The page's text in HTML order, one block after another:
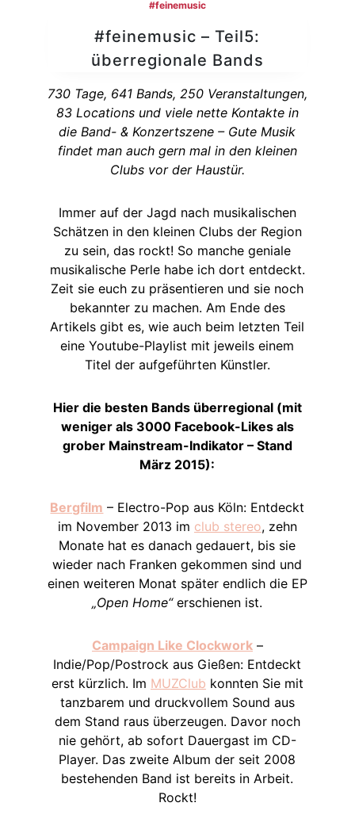
#‎feinemusic‬
#feinemusic – Teil5:
überregionale Bands
730 Tage, 641 Bands, 250 Veranstaltungen,
83 Locations und viele nette Kontakte in
die Band- & Konzertszene – Gute Musik
findet man auch gern mal in den kleinen
Clubs vor der Haustür.
Immer auf der Jagd nach musikalischen
Schätzen in den kleinen Clubs der Region
zu sein, das rockt! So manche geniale
musikalische Perle habe ich dort entdeckt.
Zeit sie euch zu präsentieren und sie noch
bekannter zu machen. Am Ende des
Artikels gibt es, wie auch beim letzten Teil
eine Youtube-Playlist mit jeweils einem
Titel der aufgeführten Künstler.
Hier die besten Bands überregional (mit
weniger als 3000 Facebook-Likes als
grober Mainstream-Indikator – Stand
März 2015):
Bergfilm – Electro-Pop aus Köln: Entdeckt
im November 2013 im club stereo, zehn
Monate hat es danach gedauert, bis sie
wieder nach Franken gekommen sind und
einen weiteren Monat später endlich die EP
„Open Home“erschienen ist.
Campaign Like Clockwork–
Indie/Pop/Postrock aus Gießen: Entdeckt
erst kürzlich. Im MUZClub konnten Sie mit
tanzbarem und druckvollem Sound aus
dem Stand raus überzeugen. Davor noch
nie gehört, ab sofort Dauergast im CD-
Player. Das zweite Album der seit 2008
bestehenden Band ist bereits in Arbeit.
Rockt!